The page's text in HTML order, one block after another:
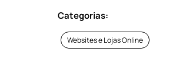
Categorias:
Websites e Lojas Online